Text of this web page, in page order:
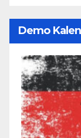
Demo